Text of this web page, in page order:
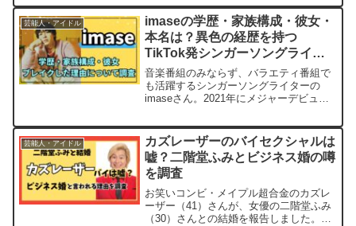
Instagramで見る 🐰💐(@_pyon208_)がシ
ェアした投稿ヲタ活界隈では、アンパン
マ...
芸能人・アイドル
imaseの学歴・家族構成・彼女・
本名は？異色の経歴を持つ
TikTok発シンガーソングライタ
ー
音楽番組のみならず、バラエティ番組で
も活躍するシンガーソングライターの
imaseさん。2021年にメジャーデビュー
ストが楽曲を提供している「ポカリスエ
ット」CMの主題歌を手掛け、話題を集め
ました。im...
芸能人・アイドル
カズレーザーのバイセクシャルは
嘘？二階堂ふみとビジネス婚の噂
を調査
お笑いコンビ・メイプル超合金のカズレ
ーザー（41）さんが、女優の二階堂ふみ
（30）さんとの結婚を報告しました。ご